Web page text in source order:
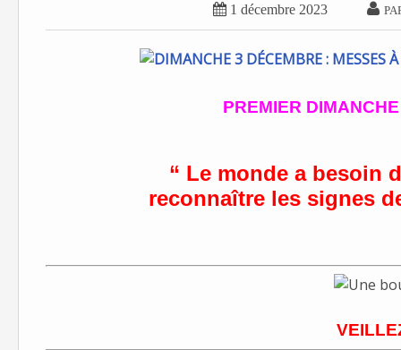
 1 décembre 2023 
PREMIER DIMANCHE
“ Le monde a besoin
reconnaître les signes